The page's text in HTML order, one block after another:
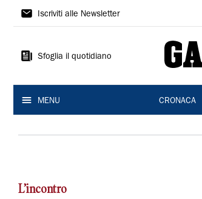
Gazzetta
Reggio
Iscriviti alle Newsletter
Sfoglia il quotidiano
MENU CRONACA
L’incontro